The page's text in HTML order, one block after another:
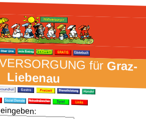
fürGraz-
Liebenau
: